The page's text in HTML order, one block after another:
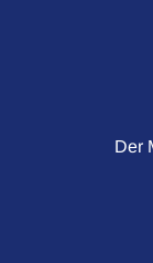
Der